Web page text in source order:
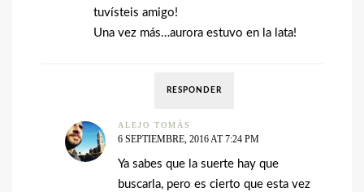
tuvísteis amigo!
Una vez más…aurora estuvo en la lata!
RESPONDER
ALEJO TOMÁS
6 SEPTIEMBRE, 2016 AT 7:24 PM
Ya sabes que la suerte hay que
buscarla, pero es cierto que esta vez